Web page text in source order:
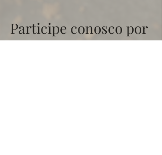
Participe conosco por
um futuro melhor!